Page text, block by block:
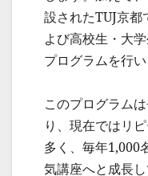
設されたTUJ京
よび高校生・大
プログラムを行い
このプログラム
り、現在ではリ
多く、毎年1,000
気講座へと成長